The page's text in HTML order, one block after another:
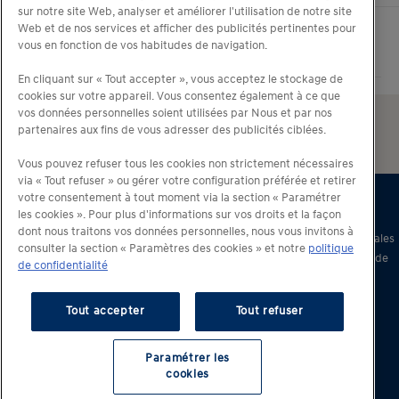
© 2026 Hyundai Motor France – Tous droits réservés –Conditions générales
d’utilisation
– Charte d’utilisation des données personnelles
Politique de
sur notre site Web, analyser et améliorer l'utilisation de notre site
Web et de nos services et afficher des publicités pertinentes pour
vous en fonction de vos habitudes de navigation.
En cliquant sur « Tout accepter », vous acceptez le stockage de
cookies sur votre appareil. Vous consentez également à ce que
vos données personnelles soient utilisées par Nous et par nos
partenaires aux fins de vous adresser des publicités ciblées.
Vous pouvez refuser tous les cookies non strictement nécessaires
via « Tout refuser » ou gérer votre configuration préférée et retirer
votre consentement à tout moment via la section « Paramétrer
les cookies ». Pour plus d'informations sur vos droits et la façon
dont nous traitons vos données personnelles, nous vous invitons à
consulter la section « Paramètres des cookies » et notre politique
de confidentialité
Tout accepter Tout refuser
Paramétrer les
cookies